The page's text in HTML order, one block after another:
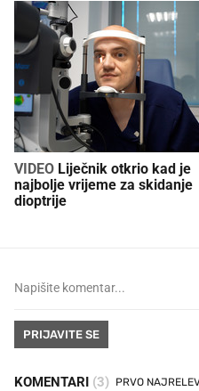
VIDEO
najbolje vrijeme za skidanje
dioptrije
PRIJAVITE SE
KOMENTARI (3)